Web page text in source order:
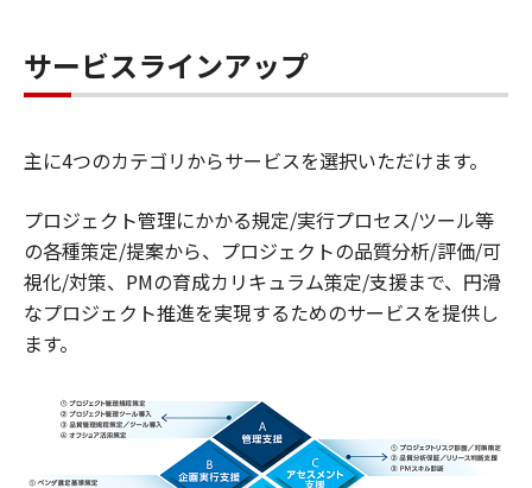
サービスラインアップ
主に4つのカテゴリからサービスを選択いただけます。
プロジェクト管理にかかる規定/実行プロセス/ツール等
の各種策定/提案から、プロジェクトの品質分析/評価/可
視化/対策、PMの育成カリキュラム策定/支援まで、円滑
なプロジェクト推進を実現するためのサービスを提供し
ます。